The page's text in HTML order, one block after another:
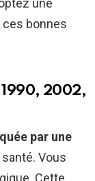
une
bonnes
1990, 2002,
par une
Vous
Cette